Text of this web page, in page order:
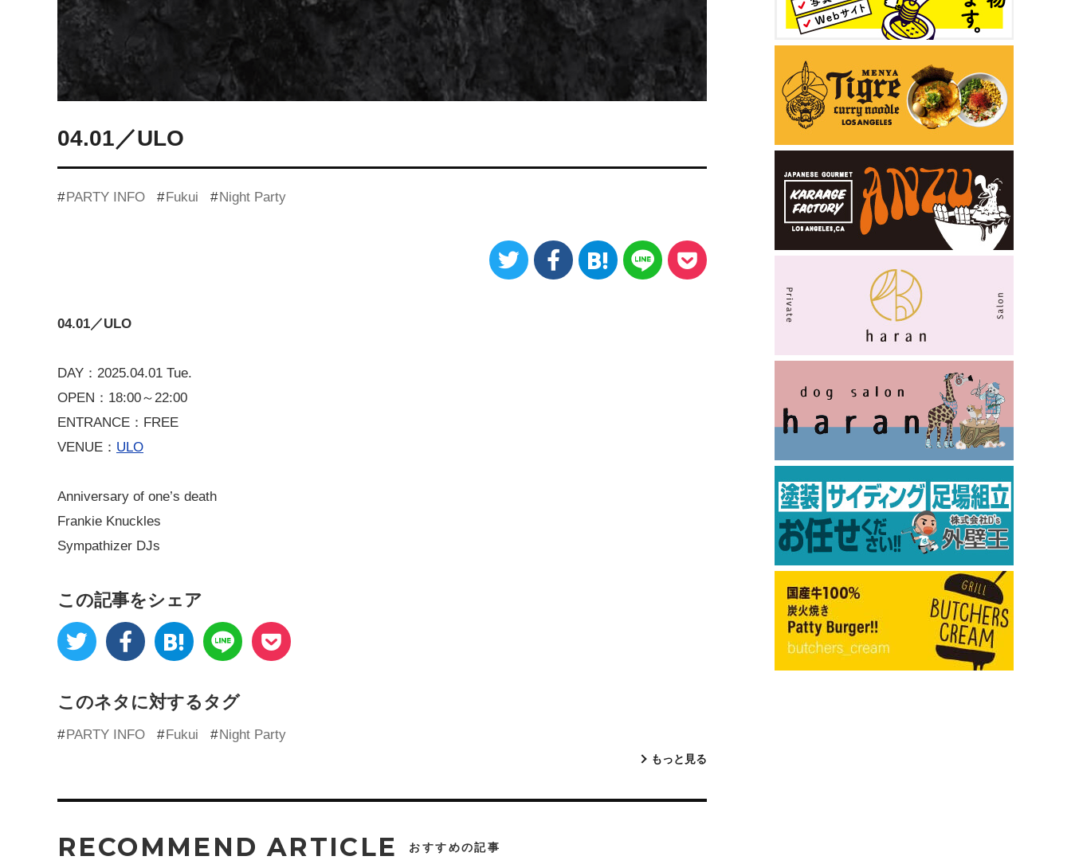
04.01／ULO
PARTY INFO Fukui Night Party
04.01／ULO
DAY：2025.04.01 Tue.
OPEN：18:00～22:00
ENTRANCE：FREE
VENUE： ULO
Anniversary of one’s death
Frankie Knuckles
Sympathizer DJs
この記事をシェア
このネタに対するタグ
PARTY INFO Fukui Night Party
もっと見る
RECOMMEND ARTICLE おすすめの記事